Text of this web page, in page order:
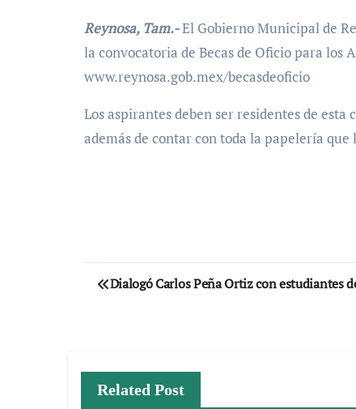
Reynosa, Tam.-El Gobierno Municipal de
la convocatoria de Becas de Oficio para los
www.reynosa.gob.mex/becasdeoficio
Los aspirantes deben ser residentes de
además de contar con toda la papelería
Navegación
Dialogó Carlos Peña Ortiz con estudiantes
Related Post